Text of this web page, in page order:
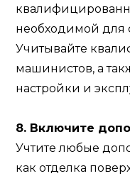
необходимой для
Учитывайте
машинистов, а
настройки и
8. Включите
Учтите любые
как отделка